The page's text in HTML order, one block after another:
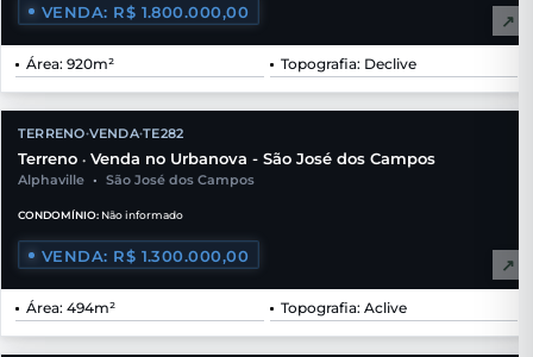
VENDA: R$ 1.800.000,00 ↗
Área: 920m² Topografia: Declive
TERRENO•VENDA•TE282
Terreno • Venda no Urbanova - São José dos Campos
Alphaville • São José dos Campos
CONDOMÍNIO: Não informado
VENDA: R$ 1.300.000,00 ↗
Área: 494m² Topografia: Aclive